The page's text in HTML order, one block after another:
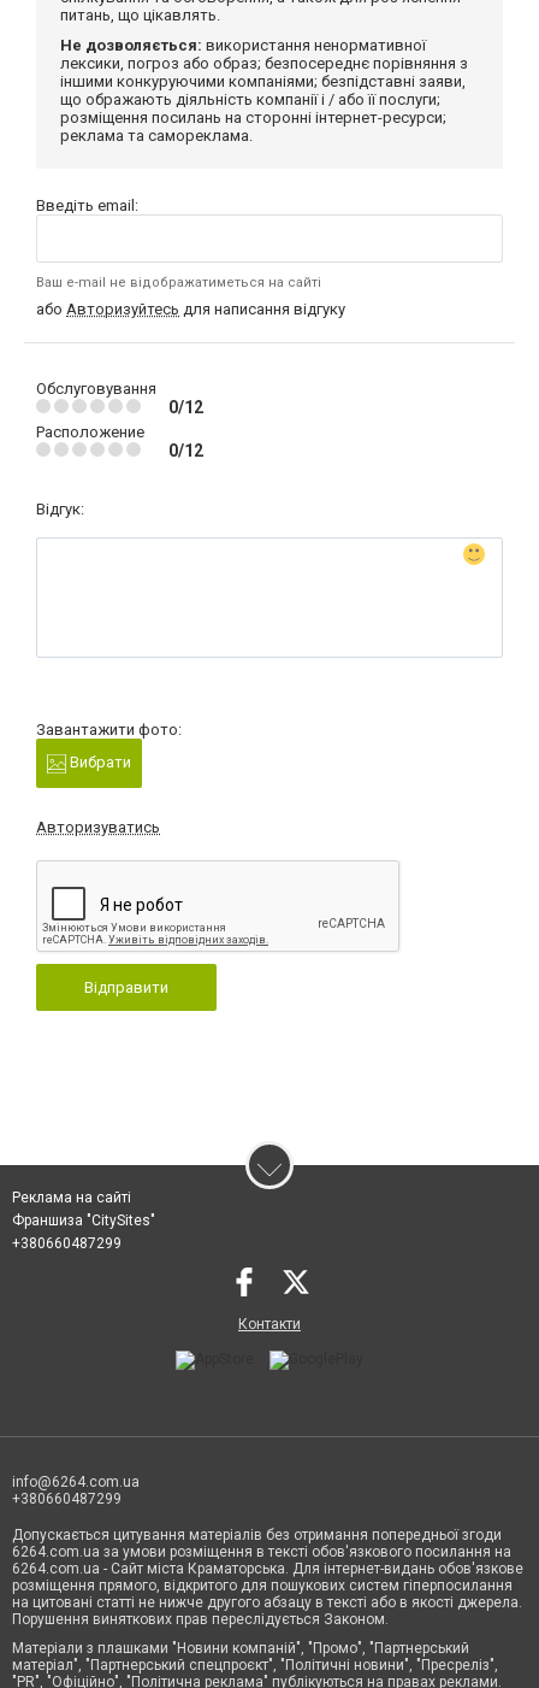
питань, що цікавлять.
Не дозволяється: використання ненормативної
лексики, погроз або образ; безпосереднє порівняння з
іншими конкуруючими компаніями; безпідставні заяви,
що ображають діяльність компанії і / або її послуги;
розміщення посилань на сторонні інтернет-ресурси;
реклама та самореклама.
Введіть email:
Ваш e-mail не відображатиметься на сайті
або Авторизуйтесь для написання відгуку
Обслуговування
0/12
Расположение
0/12
Відгук:
Завантажити фото:
Вибрати
Авторизуватись
Відправити
Реклама на сайті
Франшиза "CitySites"
+380660487299
Контакти
info@6264.com.ua
+380660487299
Допускається цитування матеріалів без отримання попередньої згоди
6264.com.ua за умови розміщення в тексті обов'язкового посилання на
6264.com.ua - Сайт міста Краматорська. Для інтернет-видань обов'язкове
розміщення прямого, відкритого для пошукових систем гіперпосилання
на цитовані статті не нижче другого абзацу в тексті або в якості джерела.
Порушення виняткових прав переслідується Законом.
Матеріали з плашками "Новини компаній", "Промо", "Партнерський
матеріал", "Партнерський спецпроєкт", "Політичні новини", "Пресреліз",
"PR", "Офіційно", "Політична реклама" публікуються на правах реклами.